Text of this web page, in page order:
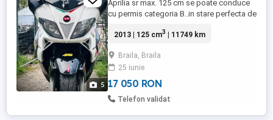
5
Aprilia sr max. 125 cm se poate conduce
cu permis categoria B..in stare perfecta de
sezon.faruri semnalizari stopuri
ofera si piesele originale.mai multe detalii
la telefon sau whatsapp..poze sau video..
2013 | 125 cm3 | 11749 km
Braila, Braila
25 iunie
17 050 RON
Telefon validat